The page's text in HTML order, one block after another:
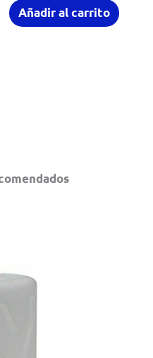
Añadir al carrito